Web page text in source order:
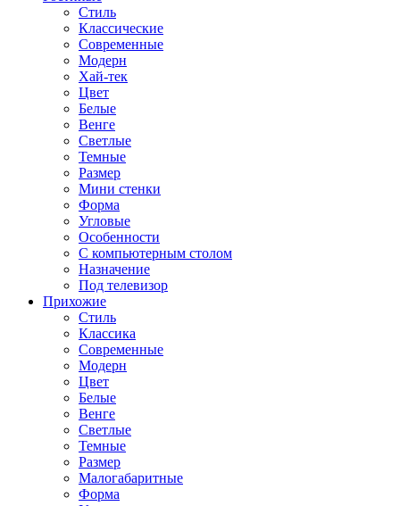
Стиль
Классические
Современные
Модерн
Хай-тек
Цвет
Белые
Венге
Светлые
Темные
Размер
Мини стенки
Форма
Угловые
Особенности
С компьютерным столом
Назначение
Под телевизор
Прихожие
Стиль
Классика
Современные
Модерн
Цвет
Белые
Венге
Светлые
Темные
Размер
Малогабаритные
Форма